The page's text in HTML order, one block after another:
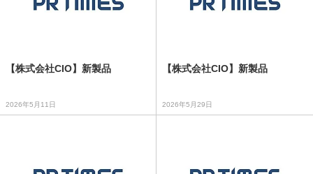
【株式会社CIO】新製品
2026年5月11日
【株式会社CIO】新製品
2026年5月29日